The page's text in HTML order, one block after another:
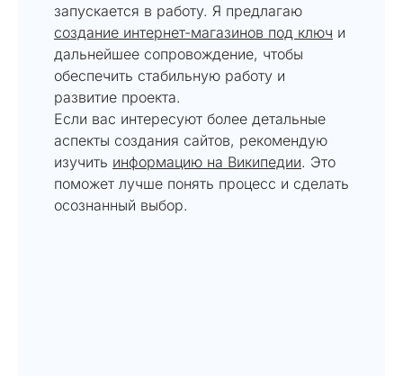
запускается в работу. Я предлагаю
создание интернет-магазинов под ключ и
дальнейшее сопровождение, чтобы
обеспечить стабильную работу и
развитие проекта.
Если вас интересуют более детальные
аспекты создания сайтов, рекомендую
изучить информацию на Википедии. Это
поможет лучше понять процесс и сделать
осознанный выбор.